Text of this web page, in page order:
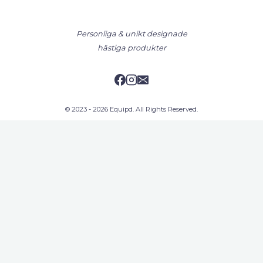
Personliga & unikt designade
hästiga produkter
© 2023 - 2026 Equipd. All Rights Reserved.